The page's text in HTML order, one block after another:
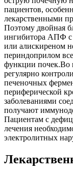
пациентов,
лекарственными
Поэтому двойная
ингибитора АПФ с
или алискиреном
периндоприлом
функции почек.Во
регулярно
печеночных
периферической
заболеваниями
получают
Пациентам с
лечения
электролитных